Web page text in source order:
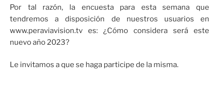
Por tal razón, la encuesta para esta semana que
tendremos a disposición de nuestros usuarios en
www.peraviavision.tv es: ¿Cómo considera será este
nuevo año 2023?
Le invitamos a que se haga participe de la misma.